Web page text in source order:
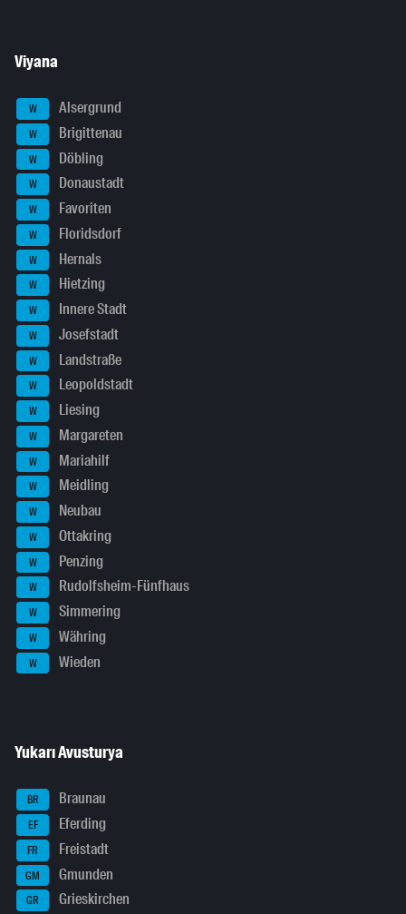
Viyana
W Alsergrund
W Brigittenau
W Döbling
W Donaustadt
W Favoriten
W Floridsdorf
W Hernals
W Hietzing
W Innere Stadt
W Josefstadt
W Landstraße
W Leopoldstadt
W Liesing
W Margareten
W Mariahilf
W Meidling
W Neubau
W Ottakring
W Penzing
W Rudolfsheim-Fünfhaus
W Simmering
W Währing
W Wieden
Yukarı Avusturya
BR Braunau
EF Eferding
FR Freistadt
GM Gmunden
GR Grieskirchen